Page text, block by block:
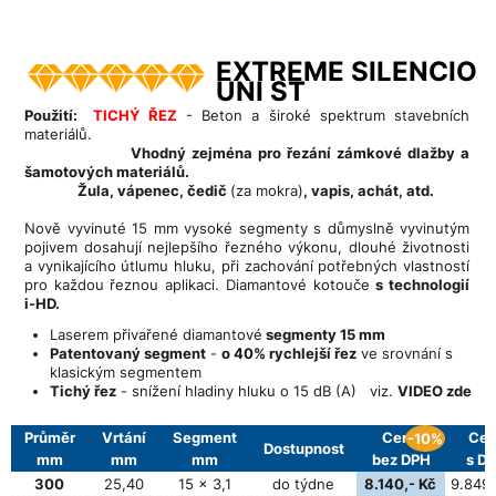
EXTREME SILENCIO
UNI ST
Použití:TICHÝ ŘEZ - Beton a široké spektrum stavebních
materiálů.
Vhodný zejména pro řezání zámkové dlažby a
šamotových materiálů.
Žula, vápenec, čedič (za mokra), vapis, achát, atd.
Nově vyvinuté 15 mm vysoké segmenty s důmyslně vyvinutým
pojivem dosahují nejlepšího řezného výkonu, dlouhé životnosti
a vynikajícího útlumu hluku, při zachování potřebných vlastností
pro každou řeznou aplikaci. Diamantové kotoučes technologií
i-HD.
Laserem přivařené diamantové segmenty 15 mm
Patentovaný segment - o 40% rychlejší řez ve srovnání s
klasickým segmentem
Tichý řez - snížení hladiny hluku o 15 dB (A) viz. VIDEO zde
Průměr
mm
Vrtání
mm
Segment
mm
Dostupnost
Cena
bez DPH
-10%
s
300
25,40 15 x 3,1 do týdne 8.140,- Kč